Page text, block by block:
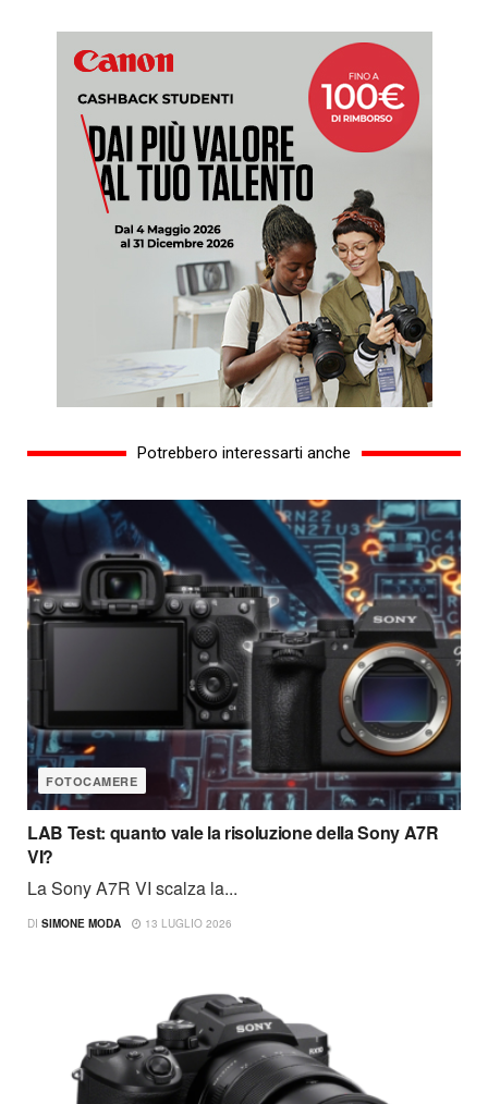
Potrebbero interessarti anche
FOTOCAMERE
LAB Test: quanto vale la risoluzione della Sony A7R
VI?
La Sony A7R VI scalza la...
DI SIMONE MODA 13 LUGLIO 2026